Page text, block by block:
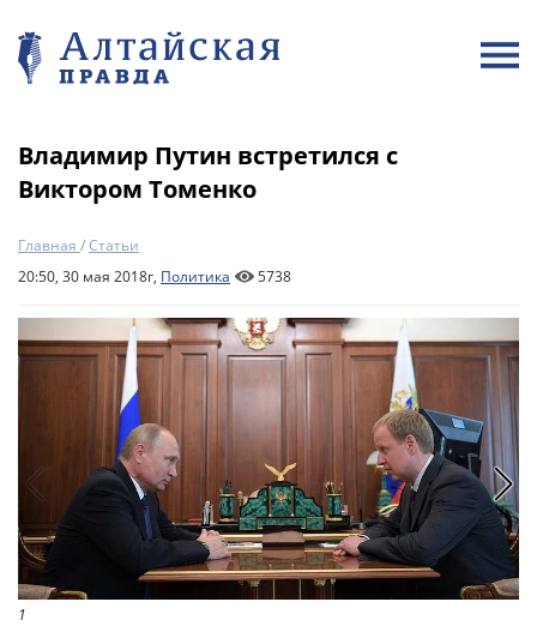
Владимир Путин встретился с
Виктором Томенко
Главная /Статьи
20:50, 30 мая 2018г, Политика 5738
1